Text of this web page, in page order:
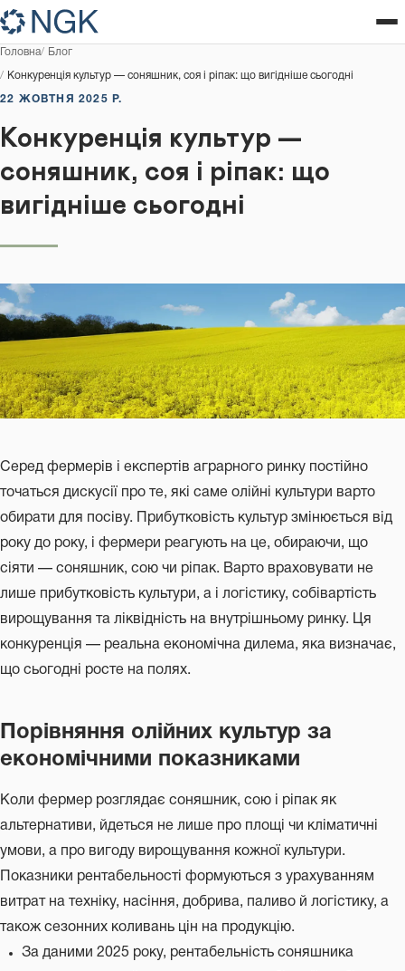
Головна Блог
Конкуренція культур — соняшник, соя і ріпак: що вигідніше сьогодні
22 ЖОВТНЯ 2025 Р.
Конкуренція культур —
соняшник, соя і ріпак: що
вигідніше сьогодні
Серед фермерів і експертів аграрного ринку постійно
точаться дискусії про те, які саме олійні культури варто
обирати для посіву. Прибутковість культур змінюється від
року до року, і фермери реагують на це, обираючи, що
сіяти — соняшник, сою чи ріпак. Варто враховувати не
лише прибутковість культури, а і логістику, собівартість
вирощування та ліквідність на внутрішньому ринку. Ця
конкуренція — реальна економічна дилема, яка визначає,
що сьогодні росте на полях.
Порівняння олійних культур за
економічними показниками
Коли фермер розглядає соняшник, сою і ріпак як
альтернативи, йдеться не лише про площі чи кліматичні
умови, а про вигоду вирощування кожної культури.
Показники рентабельності формуються з урахуванням
витрат на техніку, насіння, добрива, паливо й логістику, а
також сезонних коливань цін на продукцію.
За даними 2025 року, рентабельність соняшника